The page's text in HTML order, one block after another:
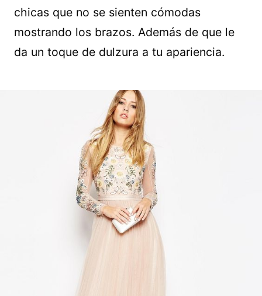
chicas que no se sienten cómodas
mostrando los brazos. Además de que le
da un toque de dulzura a tu apariencia.